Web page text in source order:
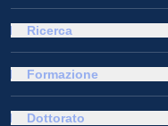
Ricerca
Formazione
Dottorato